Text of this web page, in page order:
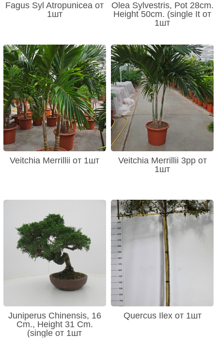
Fagus Syl Atropunicea от
1шт
Olea Sylvestris, Pot 28cm.
Height 50cm. (single It от
1шт
Veitchia Merrillii от 1шт
Veitchia Merrillii 3pp от
1шт
Juniperus Chinensis, 16
Cm., Height 31 Cm.
(single от 1шт
Quercus Ilex от 1шт